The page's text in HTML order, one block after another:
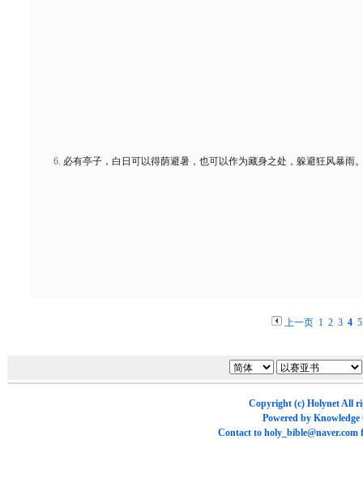
必有亭子，白日可以得荫避暑，也可以作为藏身之处，躲避狂风暴雨
上一页 1 2 3 4 5
Copyright (c) HolynetAll
Powered by Knowledge
Contact to holy_bible@naver.com